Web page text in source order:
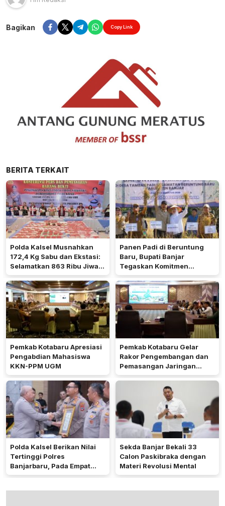
Bagikan Copy Link
BERITA TERKAIT
Polda Kalsel Musnahkan
172,4 Kg Sabu dan Ekstasi:
Selamatkan 863 Ribu Jiwa
dan Hemat Biaya Rehab Rp.
4,3 Triliun
Panen Padi di Beruntung
Baru, Bupati Banjar
Tegaskan Komitmen
Dukung Ketahanan Pangan
Pemkab Kotabaru Apresiasi
Pengabdian Mahasiswa
KKN-PPM UGM
Pemkab Kotabaru Gelar
Rakor Pengembangan dan
Pemasangan Jaringan
Listrik PLN
Polda Kalsel Berikan Nilai
Tertinggi Polres
Banjarbaru, Pada Empat
Bidang Utama
Sekda Banjar Bekali 33
Calon Paskibraka dengan
Materi Revolusi Mental